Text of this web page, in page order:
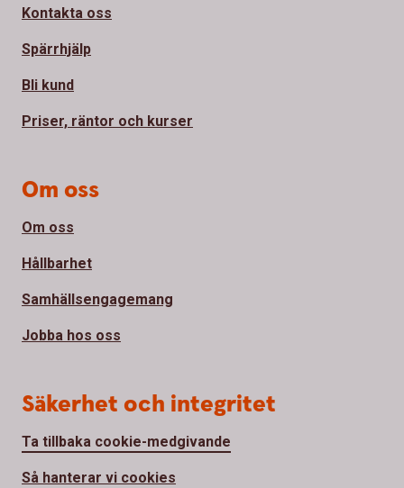
Kontakta oss
Spärrhjälp
Bli kund
Priser, räntor och kurser
Om oss
Om oss
Hållbarhet
Samhällsengagemang
Jobba hos oss
Säkerhet och integritet
Ta tillbaka cookie-medgivande
Så hanterar vi cookies